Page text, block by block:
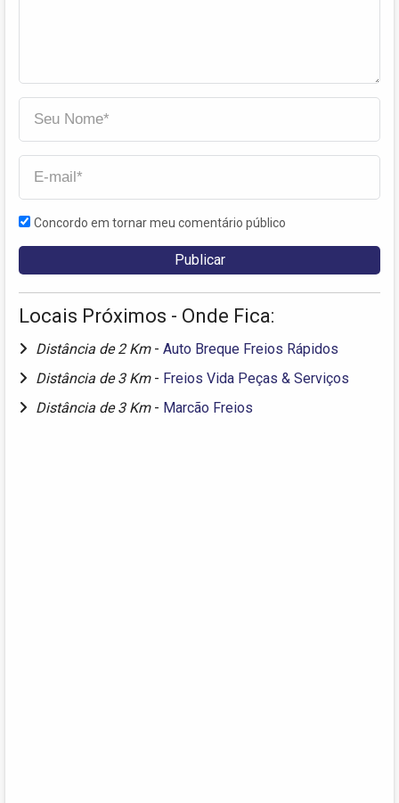
Concordo em tornar meu comentário público
Locais Próximos - Onde Fica:
Distância de 2 Km - Auto Breque Freios Rápidos
Distância de 3 Km - Freios Vida Peças & Serviços
Distância de 3 Km - Marcão Freios